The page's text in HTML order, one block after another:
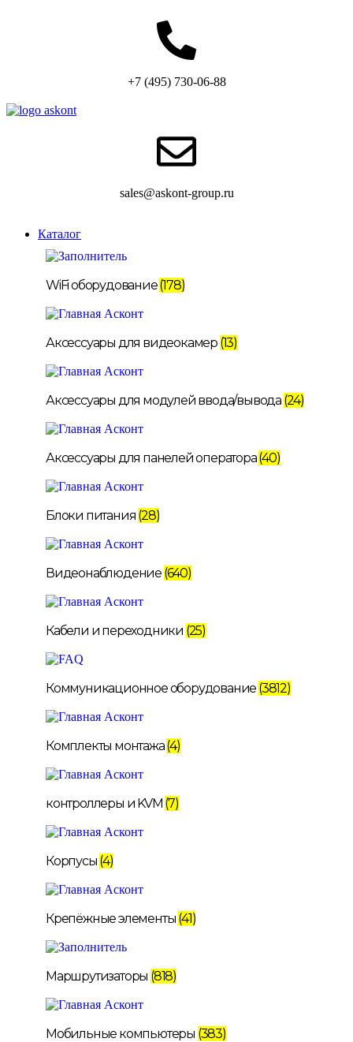
+7 (495) 730-06-88
sales@askont-group.ru
Каталог
WiFi оборудование(178)
Аксессуары для видеокамер (13)
Аксессуары для модулей ввода/вывода (24)
Аксессуары для панелей оператора(40)
Блоки питания (28)
Видеонаблюдение (640)
Кабели и переходники (25)
Коммуникационное оборудование (3812)
Комплекты монтажа(4)
контроллеры и KVM (7)
Корпусы (4)
Крепёжные элементы (41)
Маршрутизаторы (818)
Мобильные компьютеры (383)